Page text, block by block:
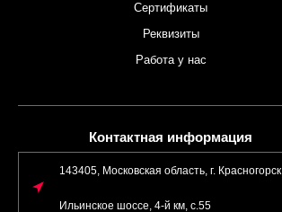
Сертификаты
Реквизиты
Работа у нас
Контактная информация
143405, Московская область, г. Красногорск,
Ильинское шоссе, 4-й км, с.55